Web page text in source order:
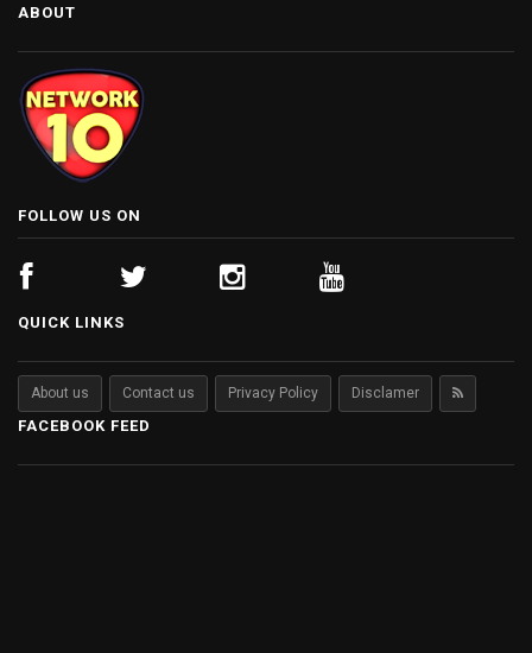
ABOUT
FOLLOW US ON
QUICK LINKS
About us Contact us Privacy Policy Disclamer
FACEBOOK FEED